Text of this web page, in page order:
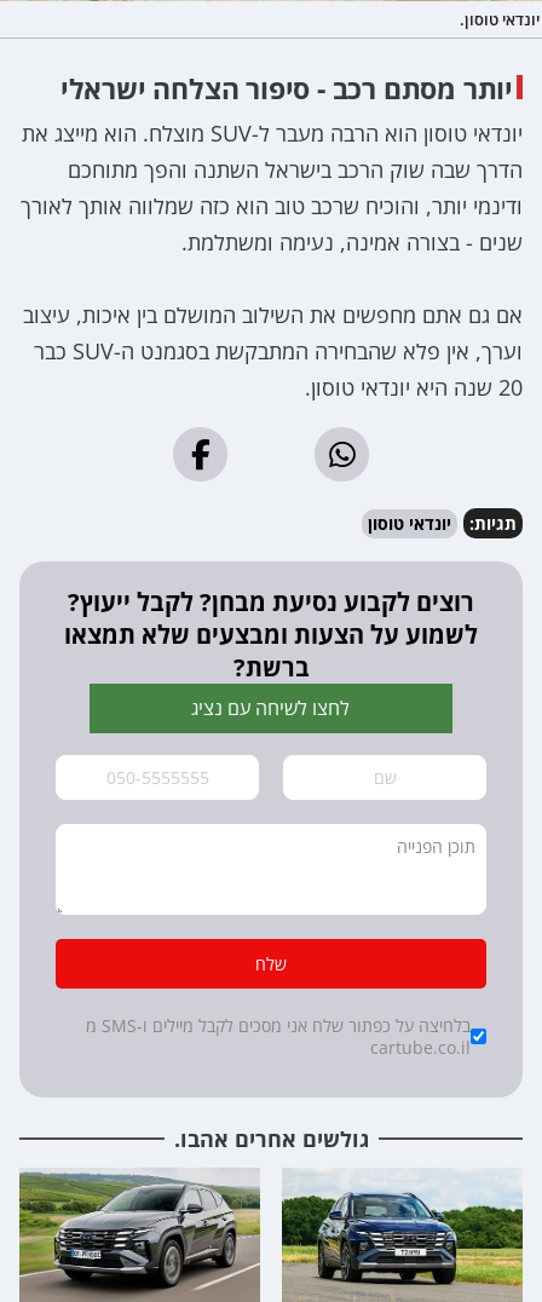
יונדאי טוסון.
יותר מסתם רכב - סיפור הצלחה ישראלי
יונדאי טוסון הוא הרבה מעבר ל-SUV מוצלח. הוא מייצג את
הדרך שבה שוק הרכב בישראל השתנה והפך מתוחכם
ודינמי יותר, והוכיח שרכב טוב הוא כזה שמלווה אותך לאורך
שנים - בצורה אמינה, נעימה ומשתלמת.
אם גם אתם מחפשים את השילוב המושלם בין איכות, עיצוב
וערך, אין פלא שהבחירה המתבקשת בסגמנט ה-SUV כבר
20 שנה היא יונדאי טוסון.
תגיות: יונדאי טוסון
רוצים לקבוע נסיעת מבחן? לקבל ייעוץ?
לשמוע על הצעות ומבצעים שלא תמצאו
ברשת?
לחצו לשיחה עם נציג
שלח
Checkboxes
*
בלחיצה על כפתור שלח אני מסכים לקבל מיילים ו-SMS מ
cartube.co.il
גולשים אחרים אהבו.